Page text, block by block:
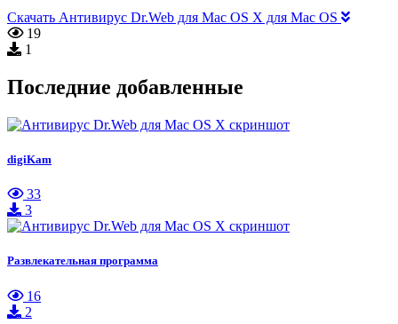
Скачать Антивирус Dr.Web для Mac OS X для Mac OS
19
1
Последние добавленные
digiKam
33
3
Развлекательная программа
16
2